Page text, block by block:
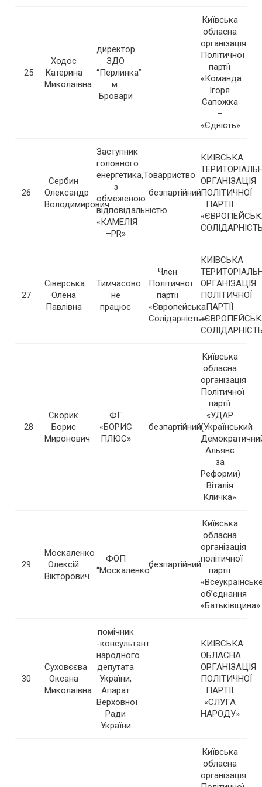
25
Ходос
Катерина
Миколаївна
директор
ЗДО
“Перлинка”
м.
Бровари
Київська
обласна
організація
Політичної
партії
«Команда
Ігоря
Сапожка
–
«Єдність»
26
Сербин
Олександр
Володимирович
Заступник
головного
енергетика,Товарриство
з
обмеженою
відповідальністю
«КАМЕЛІЯ
–PR»
безпартійний
КИЇВСЬКА
ОРГАНІЗАЦІЯ
ПОЛІТИЧНОЇ
ПАРТІЇ
27
Сіверська
Олена
Павлівна
Тимчасово
не
працює
Член
Політичної
партії
«Європейська
Солідарність»
КИЇВСЬКА
ОРГАНІЗАЦІЯ
ПОЛІТИЧНОЇ
ПАРТІЇ
28
Скорик
Борис
Миронович
ФГ
«БОРИС
ПЛЮС»
безпартійний
Київська
обласна
організація
Політичної
партії
«УДАР
(Український
Альянс
за
Реформи)
Віталія
Кличка»
29
Москаленко
Олексій
Вікторович
ФОП
“Москаленко”
безпартійний
Київська
обласна
організація
політичної
партії
об’єднання
«Батьківщина»
30
Суховєєва
Оксана
Миколаївна
помічник
-консультант
народного
депутата
України,
Апарат
Верховної
Ради
України
КИЇВСЬКА
ОБЛАСНА
ОРГАНІЗАЦІЯ
ПОЛІТИЧНОЇ
ПАРТІЇ
«СЛУГА
НАРОДУ»
Київська
обласна
організація